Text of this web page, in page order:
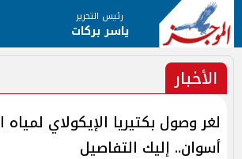
رئيس التحرير
ياسر بركات
الأخبار
لغر وصول بكتيريا الإيكولاي
أسوان.. إليك التفاصيل